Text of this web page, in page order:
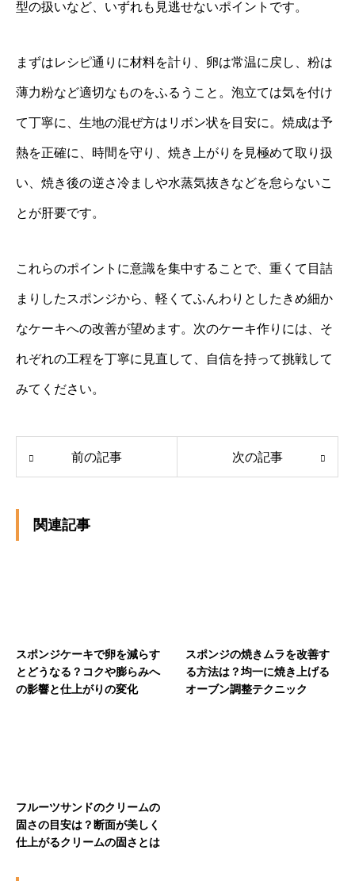
型の扱いなど、いずれも見逃せないポイントです。
まずはレシピ通りに材料を計り、卵は常温に戻し、粉は
薄力粉など適切なものをふるうこと。泡立ては気を付け
て丁寧に、生地の混ぜ方はリボン状を目安に。焼成は予
熱を正確に、時間を守り、焼き上がりを見極めて取り扱
い、焼き後の逆さ冷ましや水蒸気抜きなどを怠らないこ
とが肝要です。
これらのポイントに意識を集中することで、重くて目詰
まりしたスポンジから、軽くてふんわりとしたきめ細か
なケーキへの改善が望めます。次のケーキ作りには、そ
れぞれの工程を丁寧に見直して、自信を持って挑戦して
みてください。
前の記事 次の記事
関連記事
スポンジケーキで卵を減らす
とどうなる？コクや膨らみへ
の影響と仕上がりの変化
スポンジの焼きムラを改善す
る方法は？均一に焼き上げる
オーブン調整テクニック
フルーツサンドのクリームの
固さの目安は？断面が美しく
仕上がるクリームの固さとは